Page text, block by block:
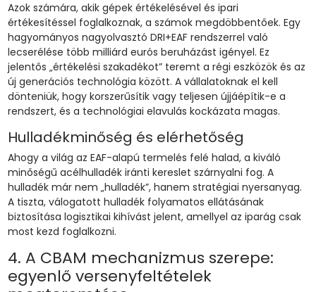
Azok számára, akik gépek értékelésével és ipari
értékesítéssel foglalkoznak, a számok megdöbbentőek. Egy
hagyományos nagyolvasztó DRI+EAF rendszerrel való
lecserélése több milliárd eurós beruházást igényel. Ez
jelentős „értékelési szakadékot” teremt a régi eszközök és az
új generációs technológia között. A vállalatoknak el kell
dönteniük, hogy korszerűsítik vagy teljesen újjáépítik-e a
rendszert, és a technológiai elavulás kockázata magas.
Hulladékminőség és elérhetőség
Ahogy a világ az EAF-alapú termelés felé halad, a kiváló
minőségű acélhulladék iránti kereslet szárnyalni fog. A
hulladék már nem „hulladék”, hanem stratégiai nyersanyag.
A tiszta, válogatott hulladék folyamatos ellátásának
biztosítása logisztikai kihívást jelent, amellyel az iparág csak
most kezd foglalkozni.
4. A CBAM mechanizmus szerepe:
egyenlő versenyfeltételek